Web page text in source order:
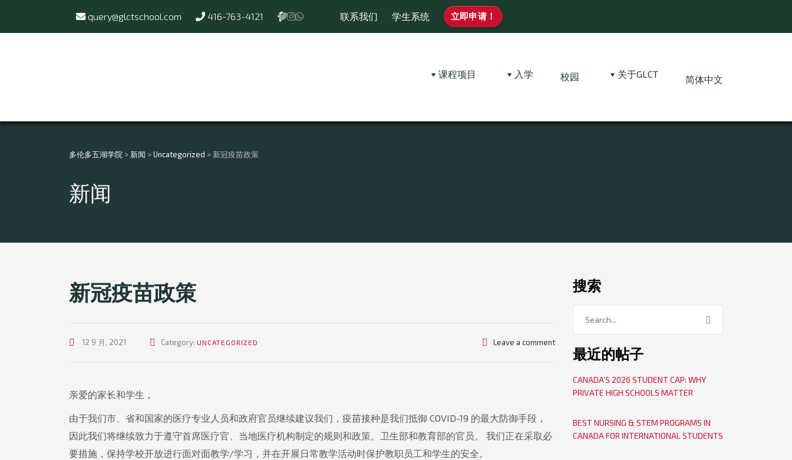
query@glctschool.com 416-763-4121 联系我们 学生系统 立即申请！
课程项目 入学 校园 关于GLCT 简体中文
多伦多五湖学院 > 新闻 >Uncategorized > 新冠疫苗政策
新闻
新冠疫苗政策
12 9 月, 2021 Category: UNCATEGORIZED Leave a comment
亲爱的家长和学生，
由于我们市、省和国家的医疗专业人员和政府官员继续建议我们，疫苗接种是我们抵御 COVID-19 的最大防御手段，
因此我们将继续致力于遵守首席医疗官、当地医疗机构制定的规则和政策。卫生部和教育部的官员。 我们正在采取必
要措施，保持学校开放进行面对面教学/学习，并在开展日常教学活动时保护教职员工和学生的安全。
搜索
最近的帖子
CANADA’S 2026 STUDENT CAP: WHY
PRIVATE HIGH SCHOOLS MATTER
BEST NURSING & STEM PROGRAMS IN
CANADA FOR INTERNATIONAL STUDENTS